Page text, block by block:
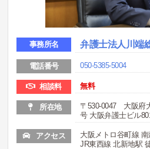
事務所名 弁護士法人川端
電話番号 050-5385-5004
相談料 無料
所在地
〒530-0047 大阪府
号 大阪弁護士ビル
アクセス
大阪メトロ谷町線
JR東西線 北新地駅